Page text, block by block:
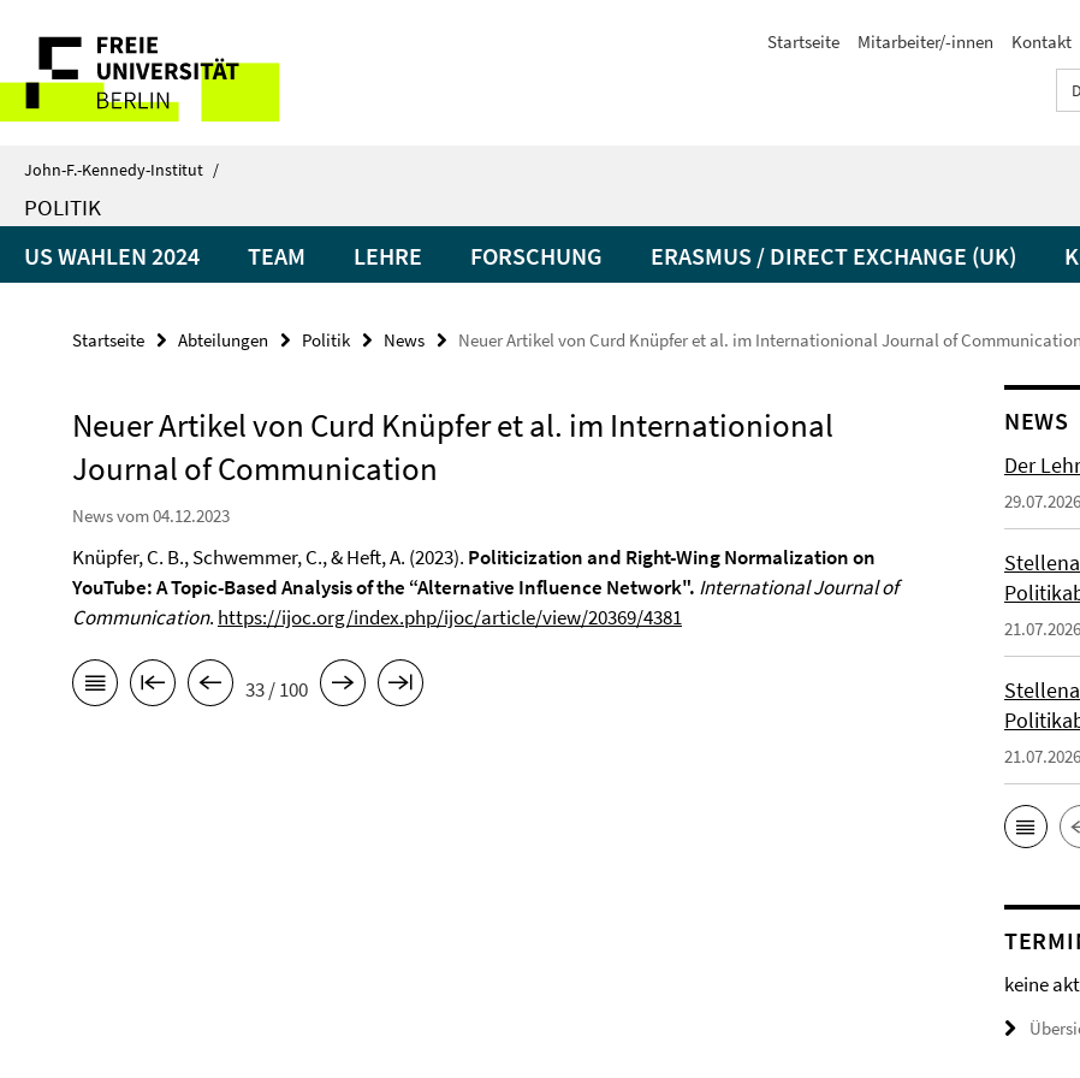
direkt
Inhalt
Service-
Navigation
Startseite Mitarbeiter/-innen Kontakt
John-F.-Kennedy-Institut /
POLITIK
US WAHLEN 2024 TEAM LEHRE FORSCHUNG ERASMUS / DIRECT EXCHANGE (UK)
Startseite Abteilungen Politik News Neuer Artikel von Curd Knüpfer et al. im Internationional Journal of Communication
Neuer Artikel von Curd Knüpfer et al. im Internationional
Journal of Communication
News vom 04.12.2023
Knüpfer, C. B., Schwemmer, C., & Heft, A. (2023). Politicization and Right-Wing Normalization on
YouTube: A Topic-Based Analysis of the “Alternative Influence Network". International Journal of
Communication. https://ijoc.org/index.php/ijoc/article/view/20369/4381
33 / 100
NEWS
Der
29.07.2026
21.07.2026
21.07.2026
keine